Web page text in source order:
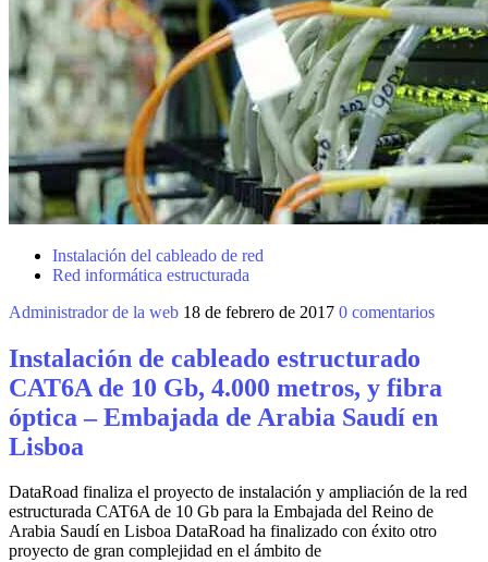
Instalación del cableado de red
Red informática estructurada
Administrador de la web 18 de febrero de 2017 0 comentarios
Instalación de cableado estructurado
CAT6A de 10 Gb, 4.000 metros, y fibra
óptica – Embajada de Arabia Saudí en
Lisboa
DataRoad finaliza el proyecto de instalación y ampliación de la red
estructurada CAT6A de 10 Gb para la Embajada del Reino de
Arabia Saudí en Lisboa DataRoad ha finalizado con éxito otro
proyecto de gran complejidad en el ámbito de